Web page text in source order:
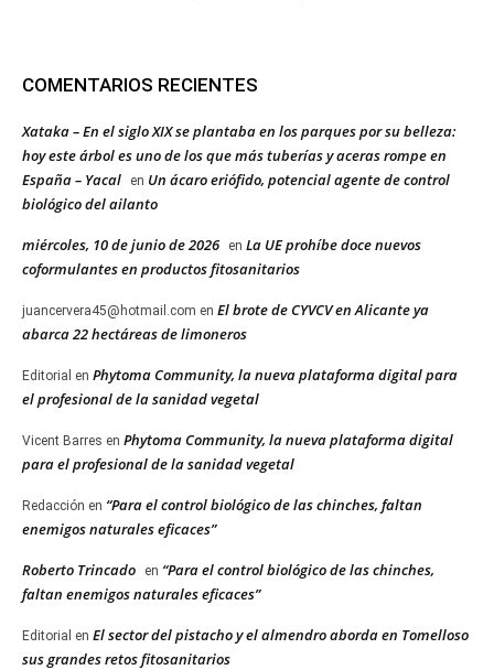
COMENTARIOS RECIENTES
Xataka – En el siglo XIX se plantaba en los parques por su belleza:
hoy este árbol es uno de los que más tuberías y aceras rompe en
España – Yacal
en Un ácaro eriófido, potencial agente de control
biológico del ailanto
miércoles, 10 de junio de 2026 en La UE prohíbe doce nuevos
coformulantes en productos fitosanitarios
juancervera45@hotmail.com en El brote de CYVCV en Alicante ya
abarca 22 hectáreas de limoneros
Editorial en Phytoma Community, la nueva plataforma digital para
el profesional de la sanidad vegetal
Vicent Barres en Phytoma Community, la nueva plataforma digital
para el profesional de la sanidad vegetal
Redacción en “Para el control biológico de las chinches, faltan
enemigos naturales eficaces”
Roberto Trincado en “Para el control biológico de las chinches,
faltan enemigos naturales eficaces”
Editorial en El sector del pistacho y el almendro aborda en Tomelloso
sus grandes retos fitosanitarios